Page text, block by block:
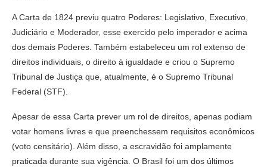
A Carta de 1824 previu quatro Poderes: Legislativo, Executivo,
Judiciário e Moderador, esse exercido pelo imperador e acima
dos demais Poderes. Também estabeleceu um rol extenso de
direitos individuais, o direito à igualdade e criou o Supremo
Tribunal de Justiça que, atualmente, é o Supremo Tribunal
Federal (STF).
Apesar de essa Carta prever um rol de direitos, apenas podiam
votar homens livres e que preenchessem requisitos econômicos
(voto censitário). Além disso, a escravidão foi amplamente
praticada durante sua vigência. O Brasil foi um dos últimos